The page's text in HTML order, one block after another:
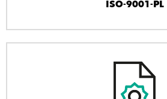
ISO-9001-PL